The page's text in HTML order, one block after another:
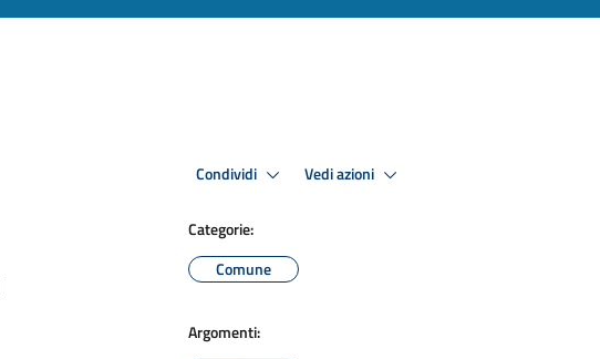
Condividi Vedi azioni
Categorie:
Comune
Argomenti: